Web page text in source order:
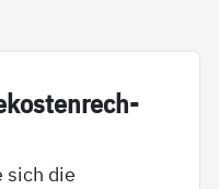
sich die